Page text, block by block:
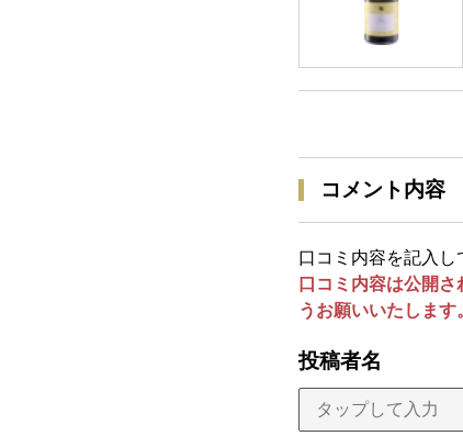
コメント内容
口コミ内容を記入し
口コミ内容は公開
うお願いいたします
投稿者名